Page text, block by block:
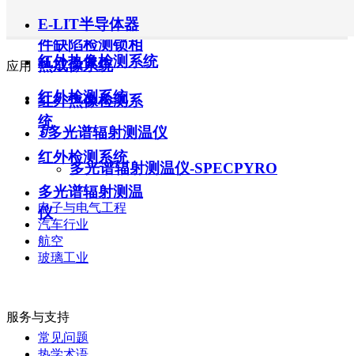
E-LIT半导体器件缺陷检测锁相热成像系统
红外热像检测系统
红外检测系统
ꀁ多光谱辐射测温仪
多光谱辐射测温仪-SPECPYRO
E-LIT半导体器
件缺陷检测锁相
热成像系统
红外热像检测系
统
红外检测系统
多光谱辐射测温
仪
应用
电子与电气工程
汽车行业
航空
玻璃工业
服务与支持
常见问题